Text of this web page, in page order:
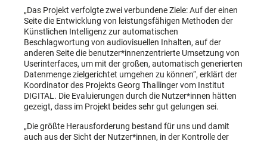
„Das Projekt verfolgte zwei verbundene Ziele: Auf der einen
Seite die Entwicklung von leistungsfähigen Methoden der
Künstlichen Intelligenz zur automatischen
Beschlagwortung von audiovisuellen Inhalten, auf der
anderen Seite die benutzer*innenzentrierte Umsetzung von
Userinterfaces, um mit der großen, automatisch generierten
Datenmenge zielgerichtet umgehen zu können“, erklärt der
Koordinator des Projekts Georg Thallinger vom Institut
DIGITAL. Die Evaluierungen durch die Nutzer*innen hätten
gezeigt, dass im Projekt beides sehr gut gelungen sei.
„Die größte Herausforderung bestand für uns und damit
auch aus der Sicht der Nutzer*innen, in der Kontrolle der